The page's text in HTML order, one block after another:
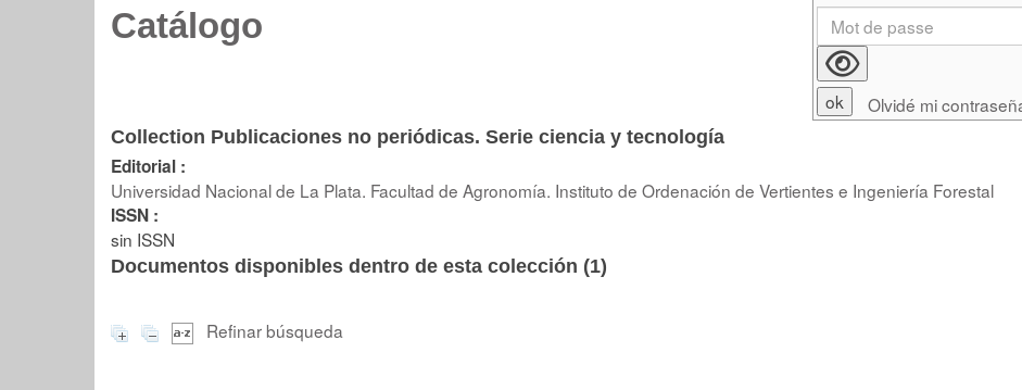
Catálogo
Collection Publicaciones no periódicas. Serie ciencia y tecnología
Editorial :
Universidad Nacional de La Plata. Facultad de Agronomía. Instituto de Ordenación de Vertientes e Ingeniería Forestal
ISSN :
sin ISSN
Documentos disponibles dentro de esta colección (1)
Refinar búsqueda
Olvidé mi